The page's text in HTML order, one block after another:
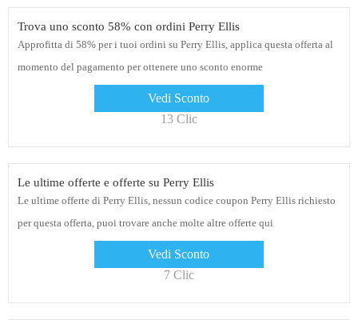
Trova uno sconto 58% con ordini Perry Ellis
Approfitta di 58% per i tuoi ordini su Perry Ellis, applica questa offerta al
momento del pagamento per ottenere uno sconto enorme
Vedi Sconto
13 Clic
Le ultime offerte e offerte su Perry Ellis
Le ultime offerte di Perry Ellis, nessun codice coupon Perry Ellis richiesto
per questa offerta, puoi trovare anche molte altre offerte qui
Vedi Sconto
7 Clic